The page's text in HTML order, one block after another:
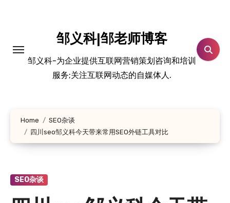
邹义科|邹老师博客
邹义科-为企业提供互联网营销策划咨询和培训
服务;关注互联网动态的自媒体人.
Home
SEO杂谈
四川seo邹义科今天带来常用SEO外链工具对比
SEO杂谈